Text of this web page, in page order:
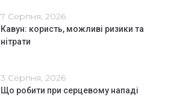
7 Серпня, 2026
Кавун: користь, можливі ризики та
нітрати
3 Серпня, 2026
Що робити при серцевому нападі